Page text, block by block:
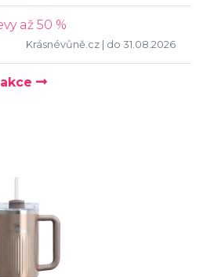
až 50 %
Krásnévůně.cz | do 31.08.2026